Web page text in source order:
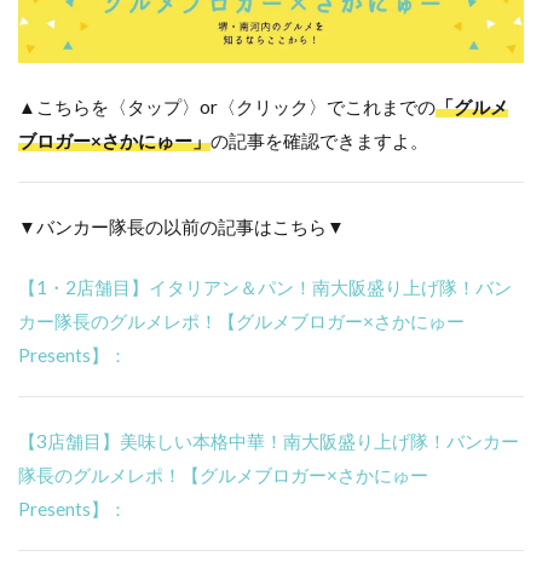
▲こちらを〈タップ〉or〈クリック〉でこれまでの「グルメ
ブロガー×さかにゅー」の記事を確認できますよ。
▼バンカー隊長の以前の記事はこちら▼
【1・2店舗目】イタリアン＆パン！南大阪盛り上げ隊！バン
カー隊長のグルメレポ！【グルメブロガー×さかにゅー
Presents】：
【3店舗目】美味しい本格中華！南大阪盛り上げ隊！バンカー
隊長のグルメレポ！【グルメブロガー×さかにゅー
Presents】：